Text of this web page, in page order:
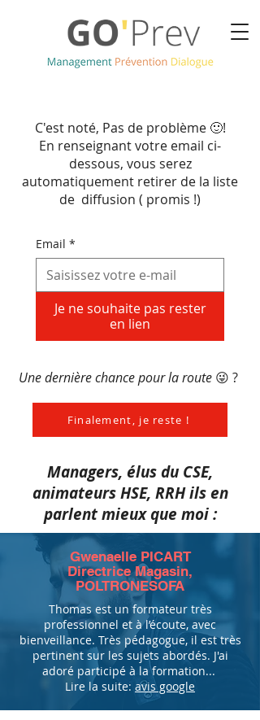
C'est noté, Pas de problème 🙂!
En renseignant votre email ci-
dessous, vous serez
automatiquement retirer de la liste
de diffusion ( promis !)
Email *
Je ne souhaite pas rester
en lien
Une dernière chance pour la route 😜 ?
Finalement, je reste !
Managers, élus du CSE,
animateurs HSE, RRH ils en
parlent mieux que moi :
Gwenaelle PICART
Directrice Magasin,
POLTRONESOFA
Thomas est un formateur très
professionnel et à l’écoute, avec
bienveillance. Très pédagogue, il est très
pertinent sur les sujets abordés. J'ai
adoré participé à la formation...
Lire la suite: avis google